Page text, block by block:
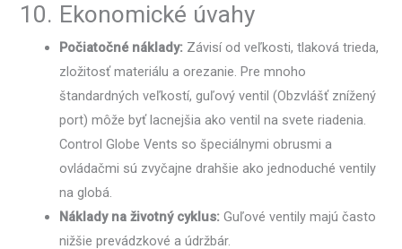
10. Ekonomické úvahy
Počiatočné náklady: Závisí od veľkosti, tlaková trieda,
zložitosť materiálu a orezanie. Pre mnoho
štandardných veľkostí, guľový ventil (Obzvlášť znížený
port) môže byť lacnejšia ako ventil na svete riadenia.
Control Globe Vents so špeciálnymi obrusmi a
ovládačmi sú zvyčajne drahšie ako jednoduché ventily
na globá.
Náklady na životný cyklus: Guľové ventily majú často
nižšie prevádzkové a údržbár.